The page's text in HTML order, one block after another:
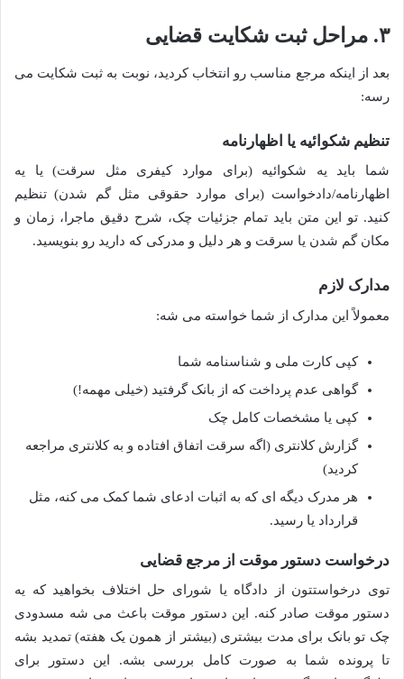
۳. مراحل ثبت شکایت قضایی
بعد از اینکه مرجع مناسب رو انتخاب کردید، نوبت به ثبت شکایت می
رسه:
تنظیم شکوائیه یا اظهارنامه
شما باید یه شکوائیه (برای موارد کیفری مثل سرقت) یا یه
اظهارنامه/دادخواست (برای موارد حقوقی مثل گم شدن) تنظیم
کنید. تو این متن باید تمام جزئیات چک، شرح دقیق ماجرا، زمان و
مکان گم شدن یا سرقت و هر دلیل و مدرکی که دارید رو بنویسید.
مدارک لازم
معمولاً این مدارک از شما خواسته می شه:
کپی کارت ملی و شناسنامه شما
گواهی عدم پرداخت که از بانک گرفتید (خیلی مهمه!)
کپی یا مشخصات کامل چک
گزارش کلانتری (اگه سرقت اتفاق افتاده و به کلانتری مراجعه
کردید)
هر مدرک دیگه ای که به اثبات ادعای شما کمک می کنه، مثل
قرارداد یا رسید.
درخواست دستور موقت از مرجع قضایی
توی درخواستتون از دادگاه یا شورای حل اختلاف بخواهید که یه
دستور موقت صادر کنه. این دستور موقت باعث می شه مسدودی
چک تو بانک برای مدت بیشتری (بیشتر از همون یک هفته) تمدید بشه
تا پرونده شما به صورت کامل بررسی بشه. این دستور برای